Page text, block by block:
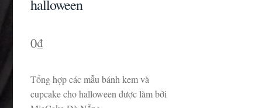
halloween
0₫
Tổng hợp các mẫu bánh kem và
cupcake cho halloween được làm bởi